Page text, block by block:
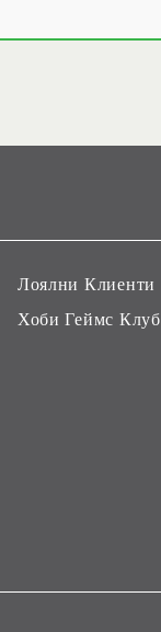
Лоялни Клиенти
Хоби Геймс Клуб